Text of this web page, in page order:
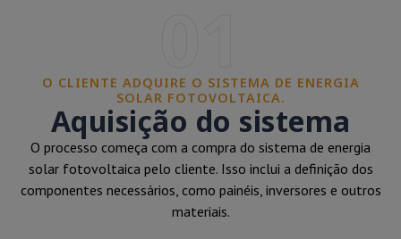
O CLIENTE ADQUIRE O SISTEMA DE ENERGIA
SOLAR FOTOVOLTAICA.
Aquisição do sistema
O processo começa com a compra do sistema de energia
solar fotovoltaica pelo cliente. Isso inclui a definição dos
componentes necessários, como painéis, inversores e outros
materiais.